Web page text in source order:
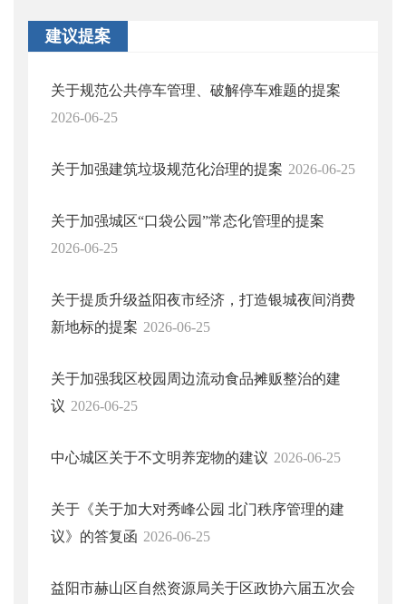
建议提案
关于规范公共停车管理、破解停车难题的提案
2026-06-25
关于加强建筑垃圾规范化治理的提案 2026-06-25
关于加强城区“口袋公园”常态化管理的提案
2026-06-25
关于提质升级益阳夜市经济，打造银城夜间消费
新地标的提案 2026-06-25
关于加强我区校园周边流动食品摊贩整治的建
议 2026-06-25
中心城区关于不文明养宠物的建议 2026-06-25
关于《关于加大对秀峰公园 北门秩序管理的建
议》的答复函 2026-06-25
益阳市赫山区自然资源局关于区政协六届五次会